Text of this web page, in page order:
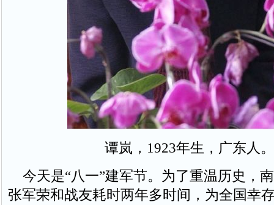
谭岚，1923年生，广东人。
今天是“八一”建军节。为了重温历史，
张军荣和战友耗时两年多时间，为全国幸